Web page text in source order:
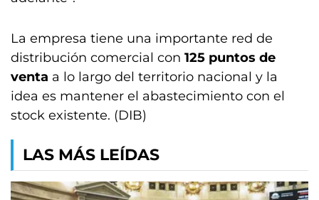
La empresa tiene una importante red de
distribución comercial con 125 puntos de
venta a lo largo del territorio nacional y la
idea es mantener el abastecimiento con el
stock existente. (DIB)
LAS MÁS LEÍDAS